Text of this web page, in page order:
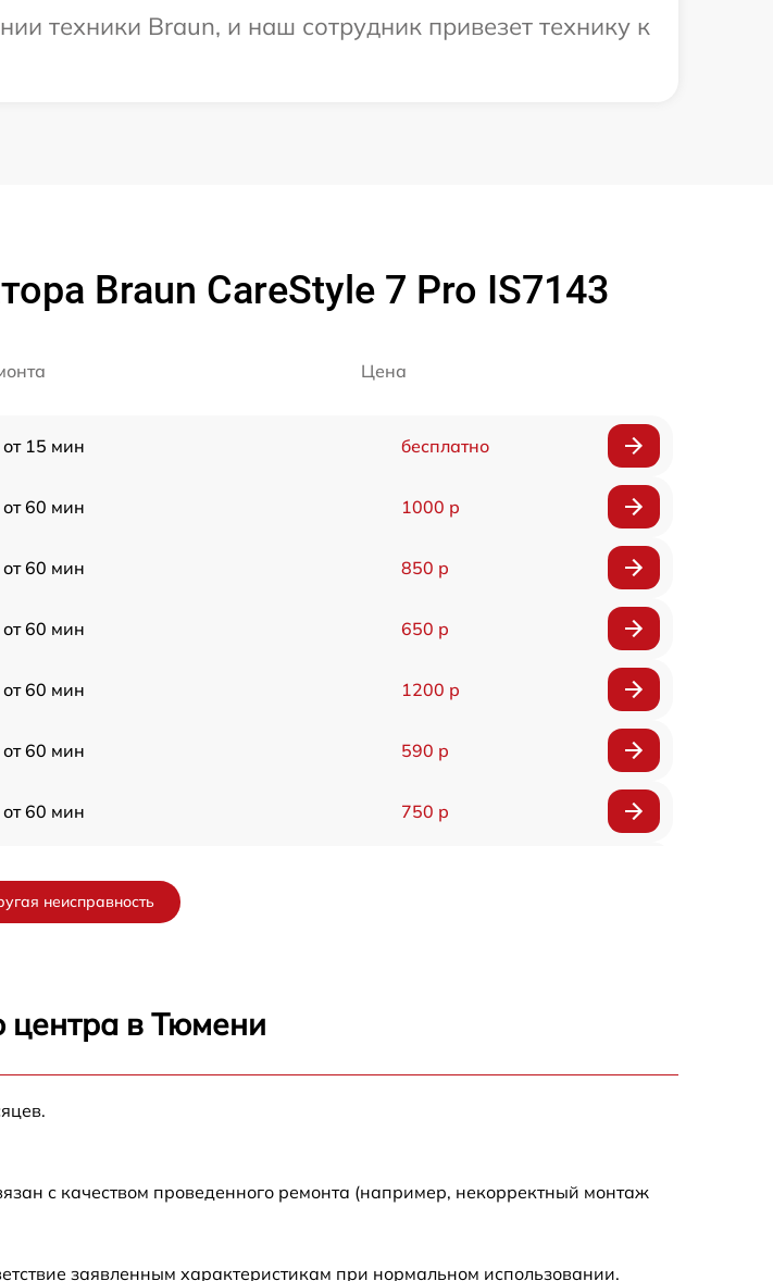
техники Braun, и наш сотрудник привезет технику к
Braun CareStyle 7 Pro IS7143
Цена
от 15 мин бесплатно
от 60 мин 1000 р
от 60 мин 850 р
от 60 мин 650 р
от 60 мин 1200 р
от 60 мин 590 р
от 60 мин 750 р
от 60 мин
от 60 мин 500 р
неисправность
центра в Тюмени
с качеством проведенного ремонта (например, некорректный монтаж
заявленным характеристикам при нормальном использовании.